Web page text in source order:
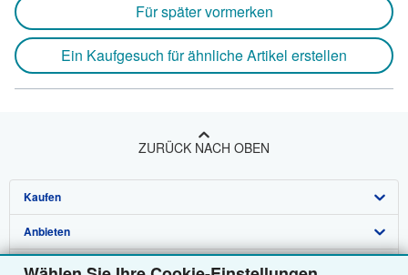
Für später vormerken
Ein Kaufgesuch für ähnliche Artikel erstellen
ZURÜCK NACH OBEN
Kaufen
Detailsuche
Sammlungen
Anbieten
Verkäufer werden
Über uns